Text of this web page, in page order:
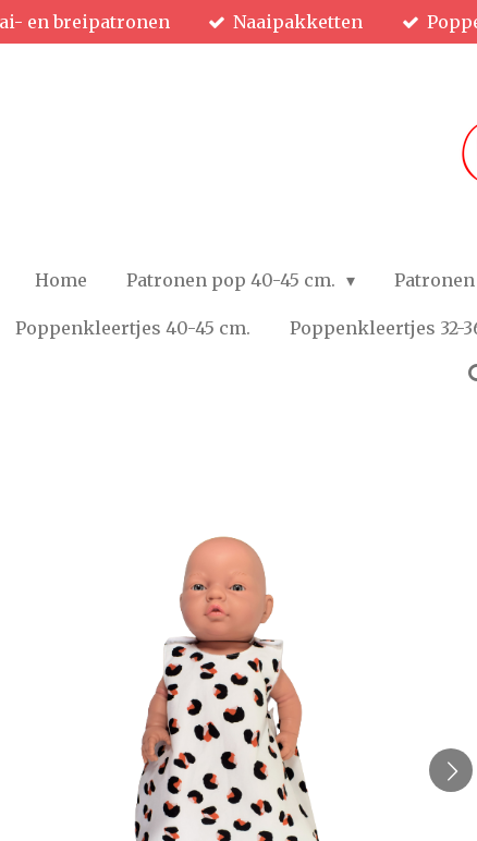
en breipatronen Naaipakketten
Home Patronen pop 40-45 cm. Patronen
Poppenkleertjes 40-45 cm. Poppenkleertjes 32-